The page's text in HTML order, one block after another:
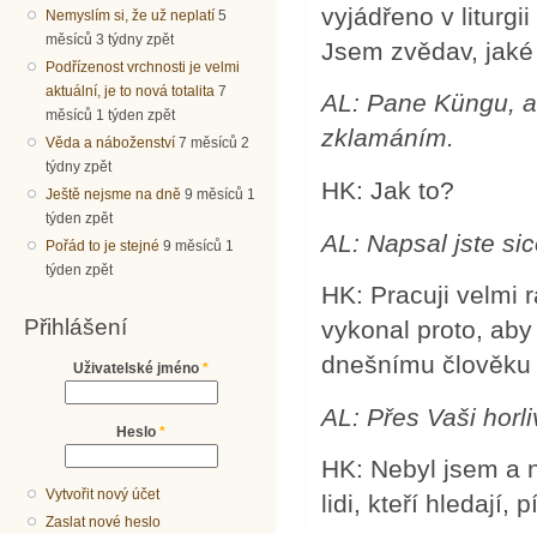
Nemyslím si, že už neplatí 5
měsíců 3 týdny zpět
Podřízenost vrchnosti je velmi
aktuální, je to nová totalita 7
měsíců 1 týden zpět
Věda a náboženství 7 měsíců 2
týdny zpět
Ještě nejsme na dně 9 měsíců 1
týden zpět
Pořád to je stejné 9 měsíců 1
týden zpět
Přihlášení
Uživatelské jméno *
Heslo *
Vytvořit nový účet
Zaslat nové heslo
vyjádřeno v
Jsem zvědav,
AL: Pane Küngu,
zklamáním.
HK: Jak to?
AL: Napsal jste
HK: Pracuji velmi
vykonal proto,
dnešnímu
AL: Přes Vaši
HK: Nebyl jsem a
lidi, kteří hledají,